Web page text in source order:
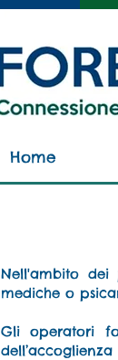
Home
Nell'ambito
mediche o
Gli operatori